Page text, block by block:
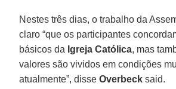
Nestes três dias, o trabalho da
claro “que os participantes
básicos da Igreja Católica, mas
valores são vividos em condições
atualmente”, disseOverbeck said.